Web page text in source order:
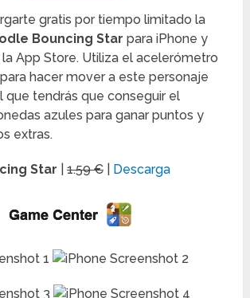
gratis por tiempo limitado la
Bouncing Starpara iPhone y
App Store. Utiliza el acelerómetro
hacer mover a este personaje
que tendrás que conseguir el
azules para ganar puntos y
extras.
Star |1.59 € Descarga